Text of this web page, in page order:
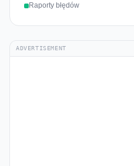
Raporty błędów
ADVERTISEMENT